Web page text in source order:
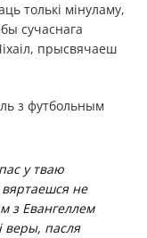
толькі мінуламу,
сучаснага
прысвячаеш
з футбольным
у тваю
не
з Евангеллем
веры, пасля